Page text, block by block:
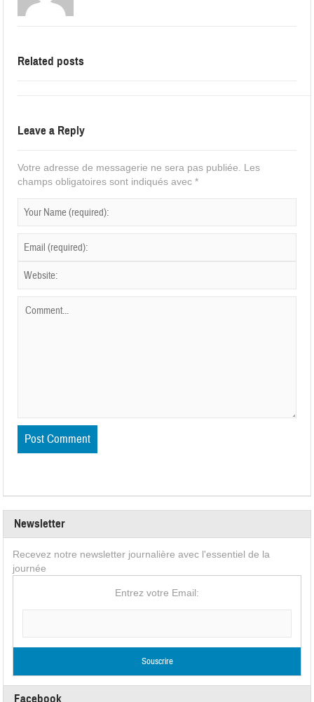
Related posts
Leave a Reply
Votre adresse de messagerie ne sera pas publiée. Les
champs obligatoires sont indiqués avec*
Newsletter
Recevez notre newsletter journalière avec l'essentiel de la
journée
Entrez votre Email:
Facebook